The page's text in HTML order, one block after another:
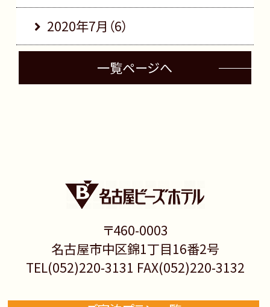
2020年7月（6）
一覧ページへ
〒460-0003
名古屋市中区錦1丁目16番2号
TEL(052)220-3131 FAX(052)220-3132